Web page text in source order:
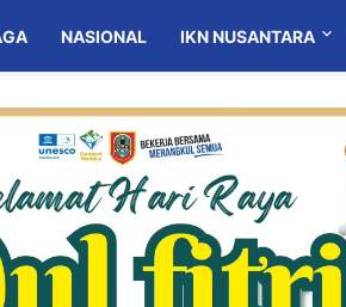
NASIONAL IKN NUSANTARA